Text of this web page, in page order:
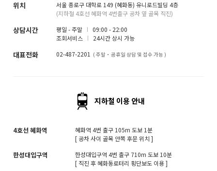
위치
서울 종로구 대학로 149 (혜화동) 유니로드빌딩 4층
(지하철 4호선 혜화역 4번출구 공차 옆 골목 직진)
상담시간 평일 - 주말
09:00 - 22:00
조회서비스
24시간 상시 가능
대표전화 02-487-2201 ( 주말・공휴일 상담 및 접수 가능 )
지하철 이용 안내
4호선 혜화역
혜화역 4번 출구 105m 도보 1분
[ 공차 사이 골목 안쪽 후문 위치 ]
한성대입구역
한성대입구역 4번 출구 710m 도보 10분
[ 직진 후 혜화동로터리 횡단보도 이용 ]